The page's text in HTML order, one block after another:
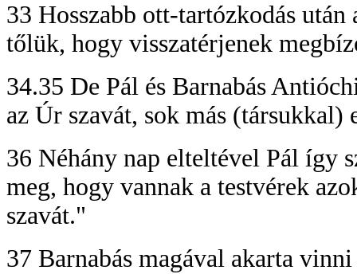
33 Hosszabb ott-tartózkodás
tőlük, hogy visszatérjenek
34.35 De Pál és Barnabás
az Úr szavát, sok más (társukkal)
36 Néhány nap elteltével Pál így
meg, hogy vannak a testvérek
szavát."
37 Barnabás magával akarta